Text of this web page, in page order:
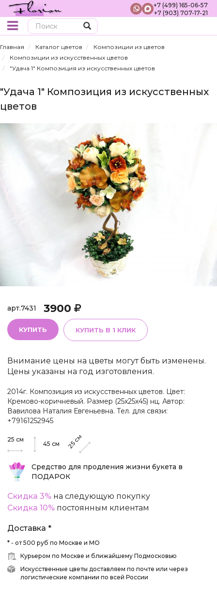
+7 (499) 165-06-57
+7 (903) 707-17-21
Главная Каталог цветов
Композиции из цветов
Композиции из искусственных цветов
"Удача 1" Композиция из искусственных цветов
"Удача 1" Композиция из искусственных
цветов
арт.7431 3900
КУПИТЬ КУПИТЬ В 1 КЛИК
Внимание цены на цветы могут быть изменены.
Цены указаны на год изготовления.
2014г. Композиция из искусственных цветов. Цвет:
Кремово-коричневый. Размер (25х25х45) нц. Автор:
Вавилова Наталия Евгеньевна. Тел. для связи:
+79161252945
25 см
45 см 25см
Средство для продления жизни букета в
ПОДАРОК
Скидка 3% на следующую покупку
Скидка 10% постоянным клиентам
Доставка *
* - от 500 руб по Москве и МО
Курьером по Москве и ближайшему Подмосковью
Искусственные цветы доставляем по почте или через
логистические компании по всей России